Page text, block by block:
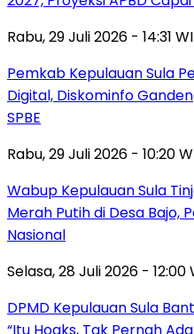
Rabu, 29 Juli 2026 - 14:31
Pemkab Kepulauan Sula
Digital, Diskominfo
SPBE
Rabu, 29 Juli 2026 - 10:20
Wabup Kepulauan Sula
Merah Putih di Desa
Nasional
Selasa, 28 Juli 2026 - 12:00
DPMD Kepulauan Sula
“Itu Hoaks, Tak Pernah